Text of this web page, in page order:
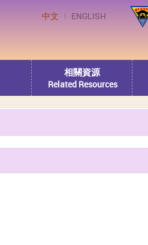
中文 ENGLISH
相關資源
Related Resources